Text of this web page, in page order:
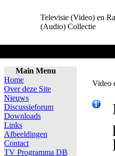
Televisie (Video) en
(Audio) Collectie
Main Menu
Home
Over deze Site
Nieuws
Discussieforum
Downloads
Links
Afbeeldingen
Contact
TV Programma DB
Video